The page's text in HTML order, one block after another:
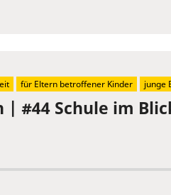
| #44 Schule im
für Eltern betroffener Kinder junge